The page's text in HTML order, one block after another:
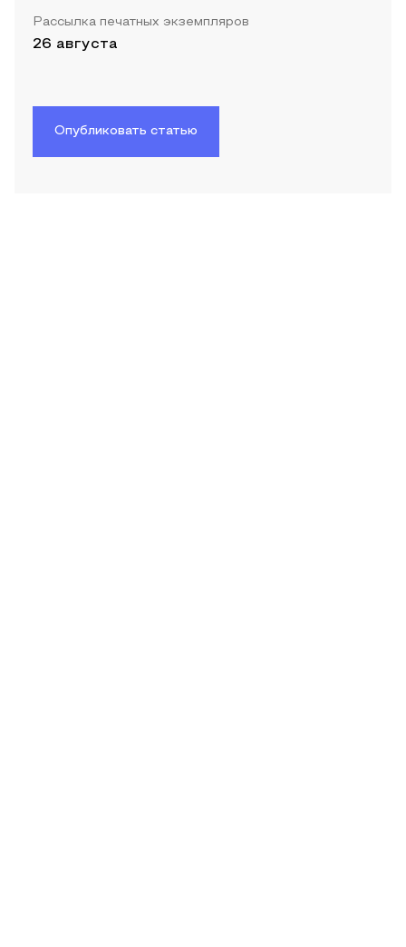
Рассылка печатных экземпляров
26 августа
Опубликовать статью